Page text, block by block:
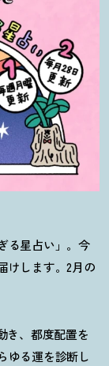
る星占い」。今
けします。2月の
き、都度配置を
ゆる運を診断し